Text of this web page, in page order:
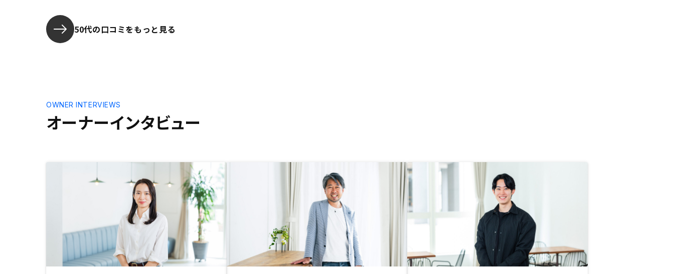
ありませんでした。商談の過程でい
ろいろ学びも得られたので、実際に
不動産投資を行うかどうかは別とし
ても話をきいてみてもいいと思いま
50代の口コミをもっと見る
オーナーインタビュー
OWNER INTERVIEWS